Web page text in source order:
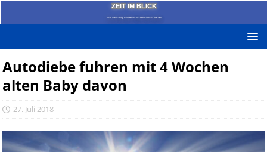
ZEIT IM BLICK
Das News-Blog mit dem kritischen Blick auf die Zeit!
Autodiebe fuhren mit 4 Wochen
alten Baby davon
27. Juli 2018